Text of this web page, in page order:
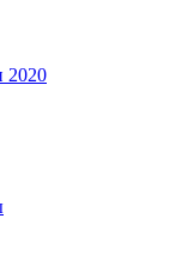
2020